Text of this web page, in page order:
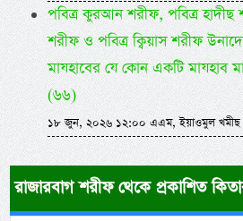
পবিত্র কুরআন শরীফ, পবিত্র হাদীছ
শরীফ ও পবিত্র ক্বিয়াস শরীফ
মাযহাবের যে কোন একটি
(৬৬)
১৮ জুন, ২০২৬ ১২:০০ এএম, ইয়াওমুল খমীছ
রাজারবাগ শরীফ থেকে প্রকাশিত